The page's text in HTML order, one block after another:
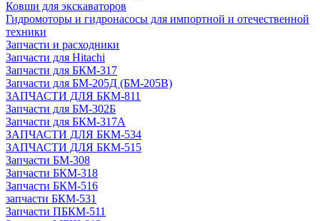
Ковши для экскаваторов
Гидромоторы и гидронасосы для импортной и отечественной
техники
Запчасти и расходники
Запчасти для Hitachi
Запчасти для БКМ-317
Запчасти для БМ-205Д (БМ-205В)
ЗАПЧАСТИ ДЛЯ БКМ-811
Запчасти для БМ-302Б
Запчасти для БКМ-317А
ЗАПЧАСТИ ДЛЯ БКМ-534
ЗАПЧАСТИ ДЛЯ БКМ-515
Запчасти БМ-308
Запчасти БКМ-318
Запчасти БКМ-516
запчасти БКМ-531
Запчасти ПБКМ-511